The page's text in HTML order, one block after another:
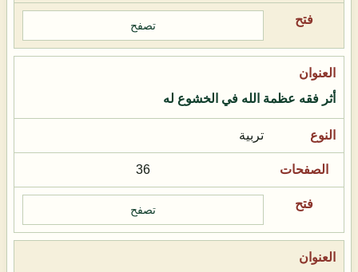
تصفح
أثر فقه عظمة الله في الخشوع له
تربية
36
تصفح